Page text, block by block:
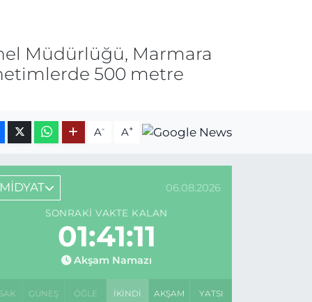
Müdürlüğü, Marmara
500 metre
A- A+
MİDYAT 06.08.2026
SONRAKI VAKTE KALAN
01:41:11
Akşam Namazı
GÜNEŞ ÖĞLE İKINDI AKŞAM YATSI